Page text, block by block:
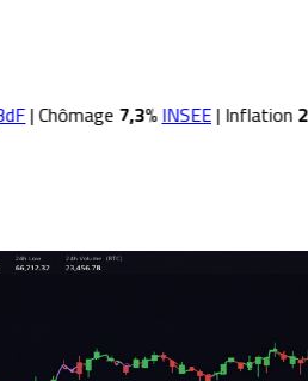
|Chômage7,3%INSEE|Inflation2,0%